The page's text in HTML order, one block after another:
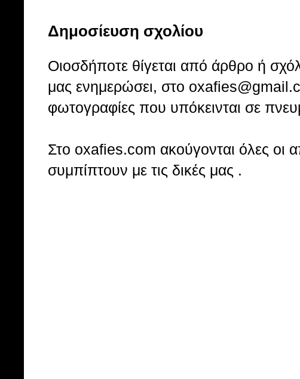
Δημοσίευση σχολίου
Οιοσδήποτε θίγεται από άρθρο ή
μας ενημερώσει, στο
φωτογραφίες που υπόκεινται σε
Στo oxafies.com ακούγονται όλες οι
συμπίπτουν με τις δικές μας .